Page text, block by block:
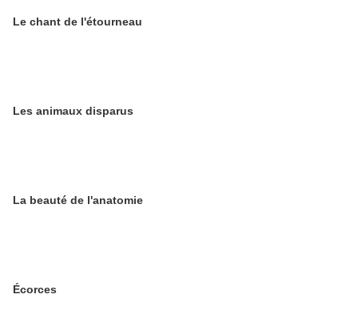
Le chant de l'étourneau
Les animaux disparus
La beauté de l'anatomie
Écorces